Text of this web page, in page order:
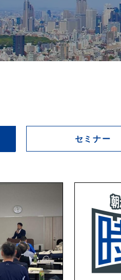
セミナー